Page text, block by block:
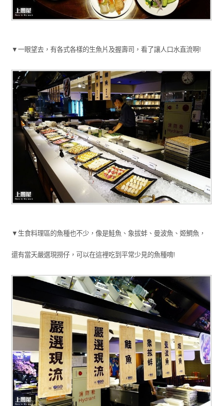
▼一眼望去，有各式各樣的生魚片及握壽司，看了讓人口水直流啊!
▼生食料理區的魚種也不少，像是鮭魚、象拔蚌、曼波魚、姬鯛魚，
還有當天嚴選現撈仔，可以在這裡吃到平常少見的魚種唷!